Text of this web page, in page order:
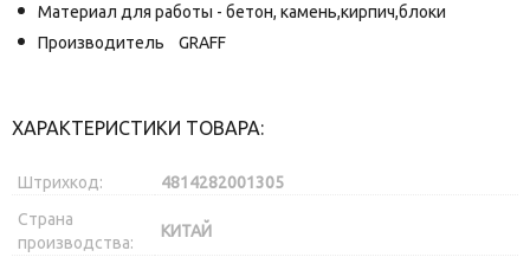
Материал для работы - бетон, камень,кирпич,блоки
Производитель GRAFF
ХАРАКТЕРИСТИКИ ТОВАРА:
Штрихкод:
4814282001305
Страна
производства:
КИТАЙ